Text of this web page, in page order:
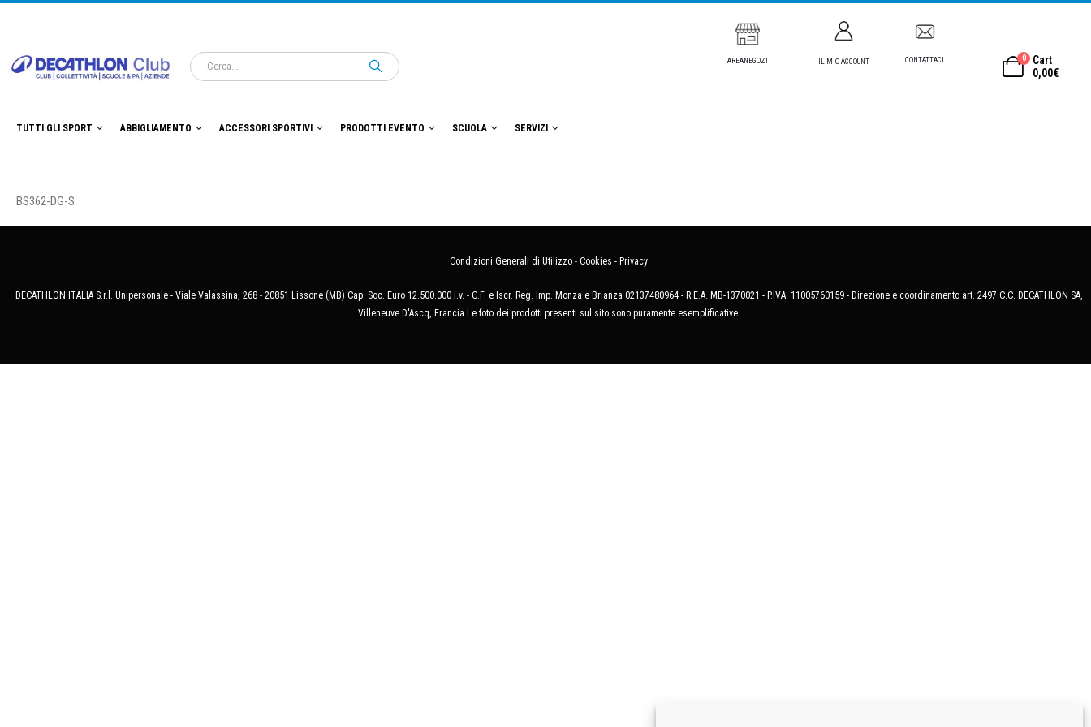
AREANEGOZI IL MIO ACCOUNT CONTATTACI 0
Cart
0,00€
TUTTI GLI SPORT ABBIGLIAMENTO ACCESSORI SPORTIVI PRODOTTI EVENTO SCUOLA SERVIZI
BS362-DG-S
Condizioni Generali di Utilizzo - Cookies - Privacy
DECATHLON ITALIA S.r.l. Unipersonale - Viale Valassina, 268 - 20851 Lissone (MB) Cap. Soc. Euro 12.500.000 i.v. - C.F. e Iscr. Reg. Imp. Monza e Brianza 02137480964 - R.E.A. MB-1370021 - P.IVA. 11005760159 - Direzione e coordinamento art. 2497 C.C. DECATHLON SA,
Villeneuve D'Ascq, Francia Le foto dei prodotti presenti sul sito sono puramente esemplificative.